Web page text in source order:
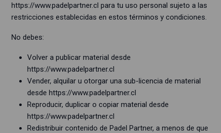
https://www.padelpartner.cl para tu uso personal sujeto a las
restricciones establecidas en estos términos y condiciones.
No debes:
Volver a publicar material desde
https://www.padelpartner.cl
Vender, alquilar u otorgar una sub-licencia de material
desde https://www.padelpartner.cl
Reproducir, duplicar o copiar material desde
https://www.padelpartner.cl
Redistribuir contenido de Padel Partner, a menos de que